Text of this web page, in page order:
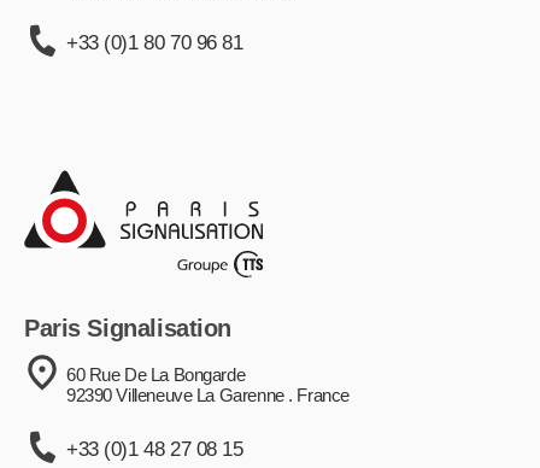
+33 (0)1 80 70 96 81
Paris Signalisation
60 Rue De La Bongarde
92390 Villeneuve La Garenne . France
+33 (0)1 48 27 08 15